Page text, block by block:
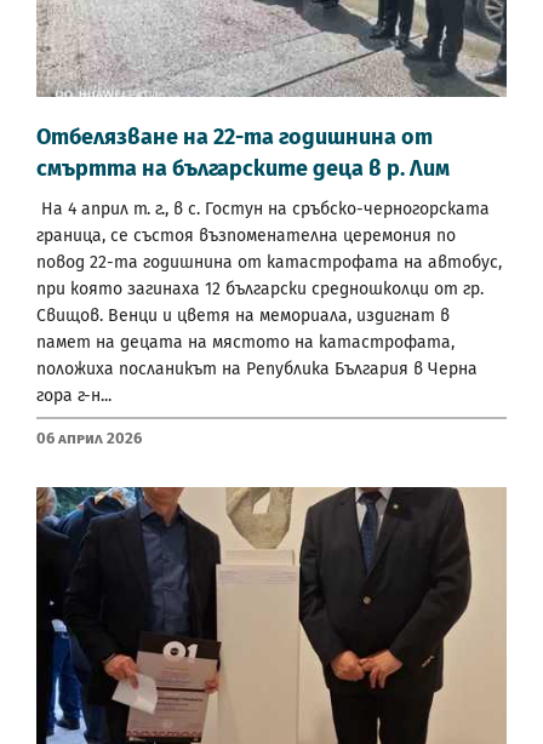
Отбелязване на 22-та годишнина от
смъртта на българските деца в р. Лим
На 4 април т. г., в с. Гостун на сръбско-черногорската
граница, се състоя възпоменателна церемония по
повод 22-та годишнина от катастрофата на автобус,
при която загинаха 12 български средношколци от гр.
Свищов. Венци и цветя на мемориала, издигнат в
памет на децата на мястото на катастрофата,
положиха посланикът на Република България в Черна
гора г-н...
06 Април 2026